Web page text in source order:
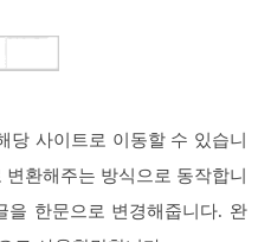
당 사이트로 이동할 수 있습니
환해주는 방식으로 동작합니
을 한문으로 변경해줍니다. 완